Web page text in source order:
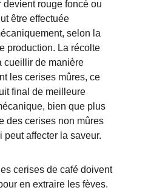
devient rouge foncé ou
être effectuée
selon la
production. La récolte
cueillir de manière
les cerises mûres, ce
final de meilleure
bien que plus
des cerises non mûres
peut affecter la saveur.
cerises de café doivent
en extraire les fèves.